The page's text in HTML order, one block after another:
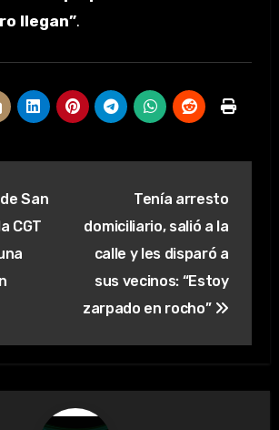
llegan”.
San
CGT
Tenía arresto
domiciliario, salió a la
calle y les disparó a
sus vecinos: “Estoy
zarpado en rocho”